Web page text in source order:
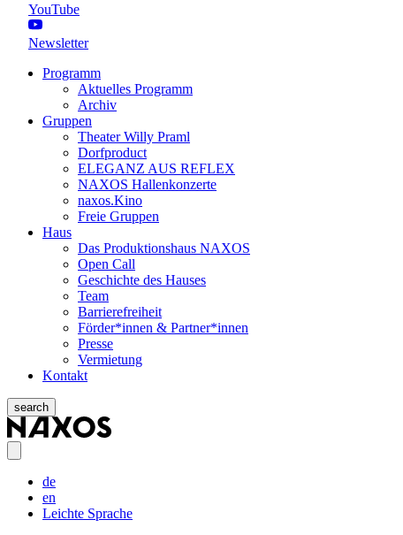
YouTube
Newsletter
Programm
Aktuelles Programm
Archiv
Gruppen
Theater Willy Praml
Dorfproduct
ELEGANZ AUS REFLEX
NAXOS Hallenkonzerte
naxos.Kino
Freie Gruppen
Haus
Das Produktionshaus NAXOS
Open Call
Geschichte des Hauses
Team
Barrierefreiheit
Förder*innen & Partner*innen
Presse
Vermietung
Kontakt
search
de
en
Leichte Sprache